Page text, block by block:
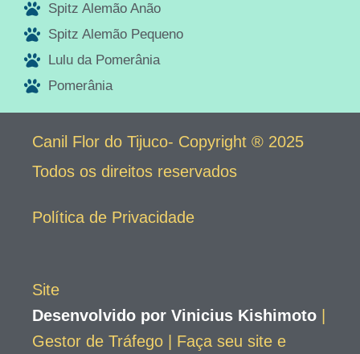
Spitz Alemão Anão
Spitz Alemão Pequeno
Lulu da Pomerânia
Pomerânia
Canil Flor do Tijuco- Copyright ® 2025
Todos os direitos reservados
Política de Privacidade
Site
Desenvolvido por Vinicius Kishimoto
Gestor de Tráfego | Faça seu site e